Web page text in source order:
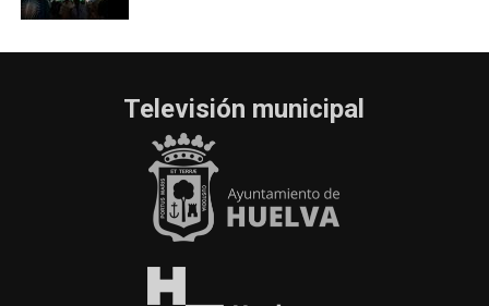
Televisión municipal